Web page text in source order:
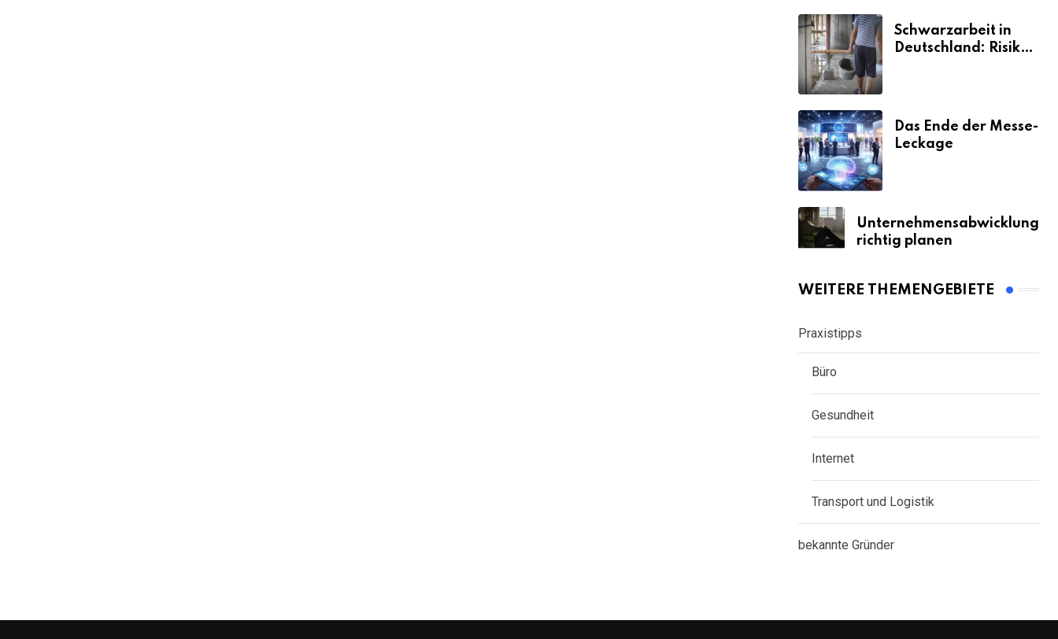
Schwarzarbeit in
Deutschland: Risiken
Das Ende der Messe-
Leckage
Unternehmensabwicklung
richtig planen
WEITERE THEMENGEBIETE
Praxistipps
Büro
Gesundheit
Internet
Transport und Logistik
bekannte Gründer